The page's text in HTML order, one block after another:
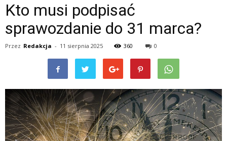
Kto musi podpisać
sprawozdanie do 31 marca?
Przez Redakcja - 11 sierpnia 2025 360 0